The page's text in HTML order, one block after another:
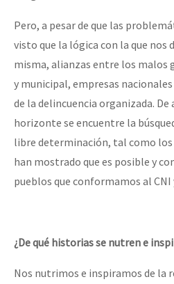
Pero, a pesar de que las
visto que la lógica con la que nos
misma, alianzas entre los malos
y municipal, empresas
de la delincuencia organizada. De
horizonte se encuentre la
libre determinación, tal como los
han mostrado que es posible y
pueblos que conformamos al CNI
¿De qué historias se nutren e
Nos nutrimos e inspiramos de la